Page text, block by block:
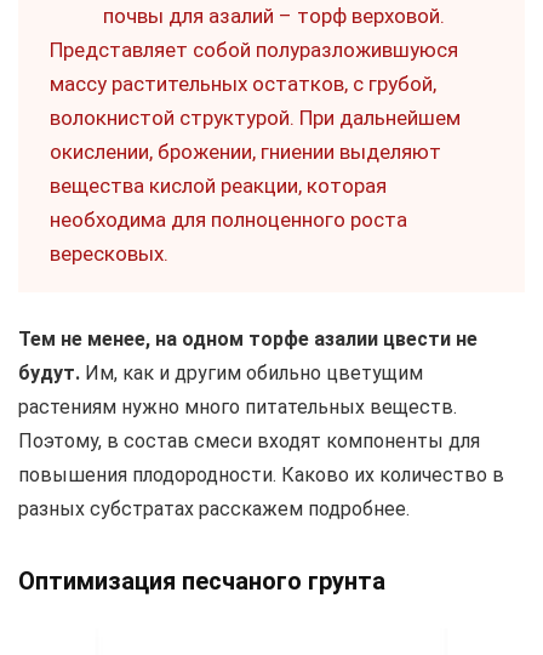
почвы для азалий – торф верховой.
Представляет собой полуразложившуюся
массу растительных остатков, с грубой,
волокнистой структурой. При дальнейшем
окислении, брожении, гниении выделяют
вещества кислой реакции, которая
необходима для полноценного роста
вересковых.
Тем не менее, на одном торфе азалии цвести не
будут. Им, как и другим обильно цветущим
растениям нужно много питательных веществ.
Поэтому, в состав смеси входят компоненты для
повышения плодородности. Каково их количество в
разных субстратах расскажем подробнее.
Оптимизация песчаного грунта